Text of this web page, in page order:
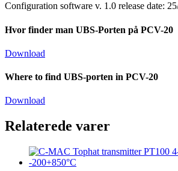
Configuration software v. 1.0 release date:
Hvor finder man UBS-Porten på PCV-20
Download
Where to find UBS-porten in PCV-20
Download
Relaterede varer